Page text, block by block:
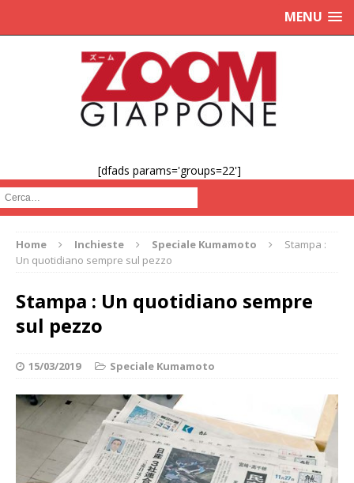
MENU
[dfads params='groups=22']
Cerca :
Home Inchieste Speciale Kumamoto
Stampa :
Un quotidiano sempre sul pezzo
Stampa : Un quotidiano sempre
sul pezzo
15/03/2019 Speciale Kumamoto